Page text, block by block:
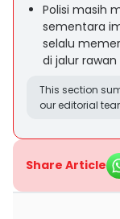
Polisi masih
sementara
selalu
di jalur
This section
our editorial
Share Article